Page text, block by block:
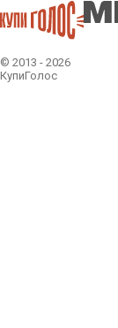
© 2013 - 2026
КупиГолос